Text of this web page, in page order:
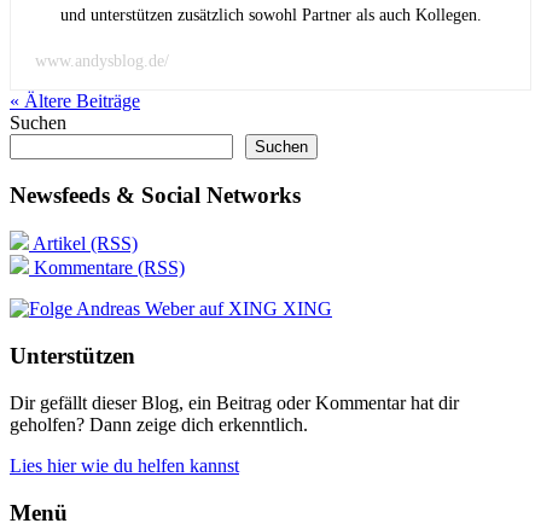
und unterstützen zusätzlich sowohl Partner als auch Kollegen.
www.andysblog.de/
« Ältere Beiträge
Suchen
Suchen
Newsfeeds & Social Networks
Artikel (RSS)
Kommentare (RSS)
XING
Unterstützen
Dir gefällt dieser Blog, ein Beitrag oder Kommentar hat dir
geholfen? Dann zeige dich erkenntlich.
Lies hier wie du helfen kannst
Menü